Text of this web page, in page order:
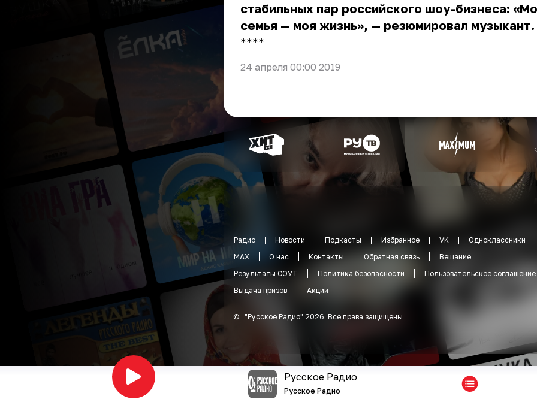
стабильных пар российского шоу-бизнеса:
семья — моя жизнь», — резюмировал музыкант.
** **
24 апреля 00:00 2019
Радио Новости Подкасты Избранное VK
Одноклассники
MAX
О нас Контакты Обратная связь
Вещание
Результаты СОУТ
Политика безопасности
Пользовательское соглашение
Выдача призов
Акции
© "Русское Радио" 2026. Все права защищены
Русское Радио
Русское Радио